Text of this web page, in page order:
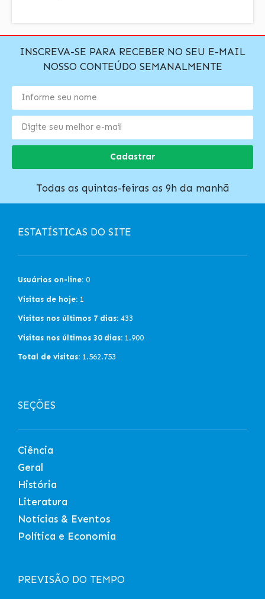
INSCREVA-SE PARA RECEBER NO SEU E-MAIL
NOSSO CONTEÚDO SEMANALMENTE
Cadastrar
Todas as quintas-feiras as 9h da manhã
ESTATÍSTICAS DO SITE
Usuários on-line: 0
Visitas de hoje: 1
Visitas nos últimos 7 dias: 433
Visitas nos últimos 30 dias: 1.900
Total de visitas: 1.562.753
SEÇÕES
Ciência
Geral
História
Literatura
Notícias & Eventos
Política e Economia
PREVISÃO DO TEMPO